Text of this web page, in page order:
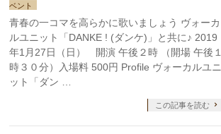
ベント
青春の一コマを高らかに歌いましょう ヴォーカ
ルユニット「DANKE ! (ダンケ)」と共に♪ 2019
年1月27日（日） 開演 午後２時 （開場 午後１
時３０分）入場料 500円 Profile ヴォーカルユニ
ット「ダン …
この記事を読む